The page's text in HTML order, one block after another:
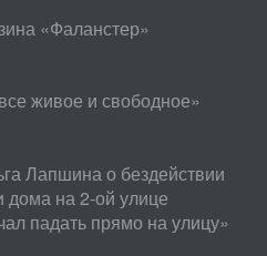
«Фаланстер»
живое и свободное»
Лапшина о бездействии
дома на 2-ой улице
падать прямо на улицу»